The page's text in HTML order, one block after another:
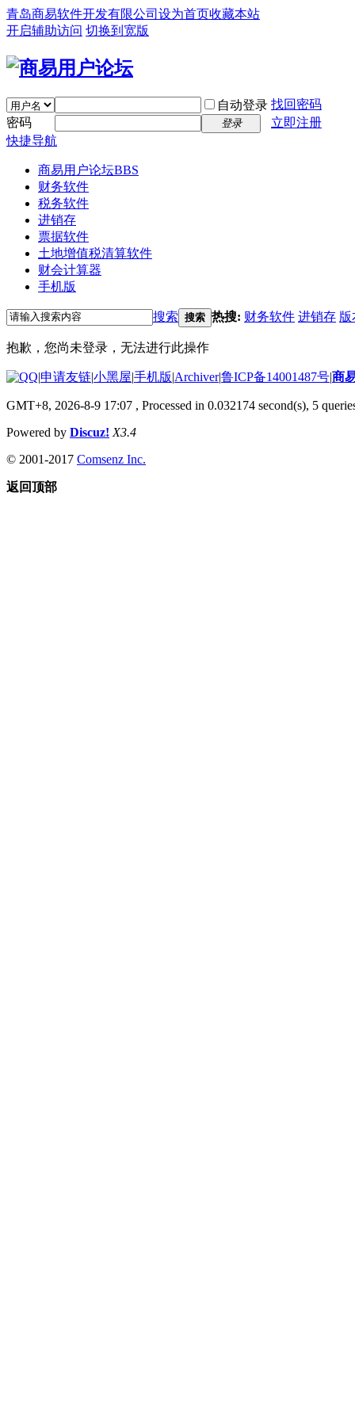
青岛商易软件开发有限公司 设为首页收藏本站
开启辅助访问 切换到宽版
自动登录 找回密码
密码
登录
立即注册
快捷导航
商易用户论坛BBS
财务软件
税务软件
进销存
票据软件
土地增值税清算软件
财会计算器
手机版
搜索 搜索 热搜: 财务软件 进销存 版
抱歉，您尚未登录，无法进行此操作
|申请友链|小黑屋|手机版|Archiver|鲁ICP备14001487号|商
GMT+8, 2026-8-9 17:07 , Processed in 0.032174 second(s), 5
Powered by Discuz! X3.4
© 2001-2017 Comsenz Inc.
返回顶部